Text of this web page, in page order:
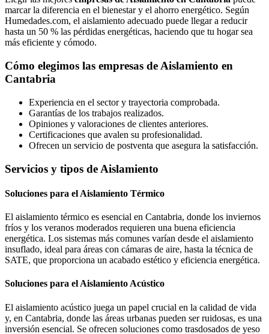
marcar la diferencia en el bienestar y el ahorro energético. Según
Humedades.com, el aislamiento adecuado puede llegar a reducir
hasta un 50 % las pérdidas energéticas, haciendo que tu hogar sea
más eficiente y cómodo.
Cómo elegimos las empresas de Aislamiento en
Cantabria
Experiencia en el sector y trayectoria comprobada.
Garantías de los trabajos realizados.
Opiniones y valoraciones de clientes anteriores.
Certificaciones que avalen su profesionalidad.
Ofrecen un servicio de postventa que asegura la satisfacción.
Servicios y tipos de Aislamiento
Soluciones para el Aislamiento Térmico
El aislamiento térmico es esencial en Cantabria, donde los inviernos
fríos y los veranos moderados requieren una buena eficiencia
energética. Los sistemas más comunes varían desde el aislamiento
insuflado, ideal para áreas con cámaras de aire, hasta la técnica de
SATE, que proporciona un acabado estético y eficiencia energética.
Soluciones para el Aislamiento Acústico
El aislamiento acústico juega un papel crucial en la calidad de vida
y, en Cantabria, donde las áreas urbanas pueden ser ruidosas, es una
inversión esencial. Se ofrecen soluciones como trasdosados de yeso